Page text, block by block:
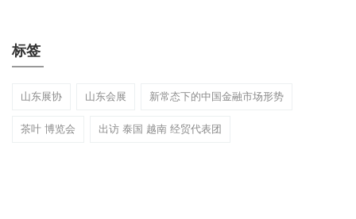
标签
山东展协 山东会展 新常态下的中国金融市场形势
茶叶 博览会 出访 泰国 越南 经贸代表团